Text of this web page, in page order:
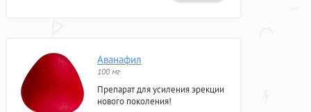
Аванафил
100 мг
Препарат для усиления эрекции
нового поколения!